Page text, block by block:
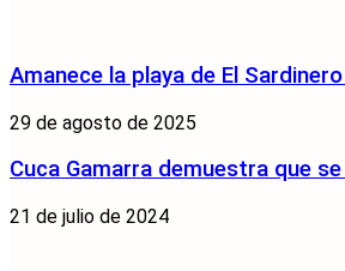
Amanece la playa de El
29 de agosto de 2025
Cuca Gamarra demuestra que
21 de julio de 2024